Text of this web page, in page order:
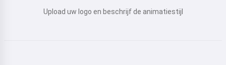
Upload uw logo en beschrijf de animatiestijl